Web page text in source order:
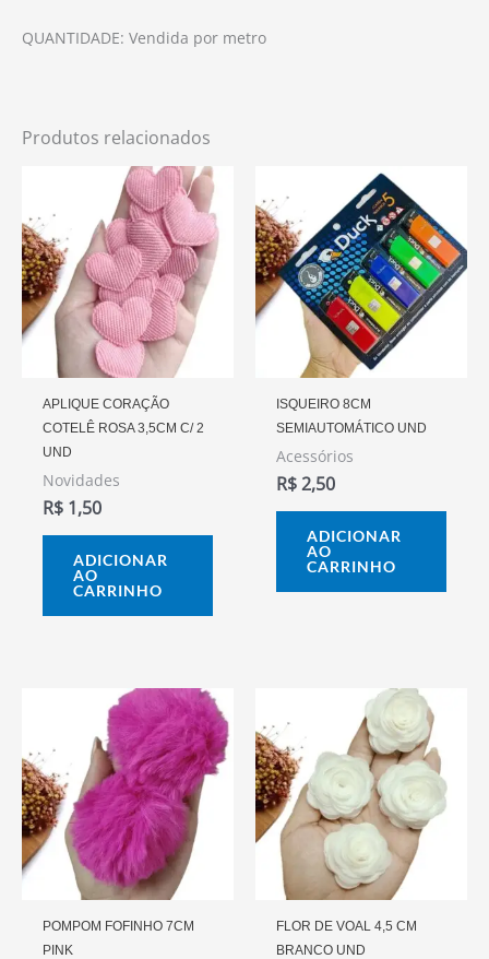
QUANTIDADE: Vendida por metro
Produtos relacionados
APLIQUE CORAÇÃO
COTELÊ ROSA 3,5CM C/ 2
UND
Novidades
R$ 1,50
ADICIONAR
AO
CARRINHO
ISQUEIRO 8CM
SEMIAUTOMÁTICO UND
Acessórios
R$2,50
ADICIONAR
AO
CARRINHO
POMPOM FOFINHO 7CM
PINK
FLOR DE VOAL 4,5 CM
BRANCO UND